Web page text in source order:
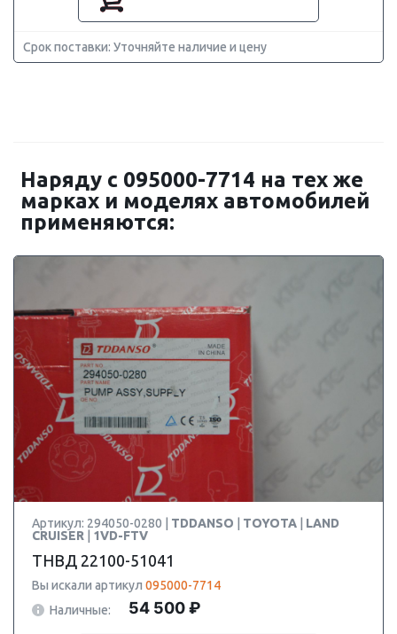
Срок поставки: Уточняйте наличие и цену
Наряду с 095000-7714 на тех же
марках и моделях автомобилей
применяются:
Артикул: 294050-0280 | TDDANSO TOYOTA
LAND
CRUISER
1VD-FTV
ТНВД 22100-51041
Вы искали артикул 095000-7714
Наличные:
54 500 ₽